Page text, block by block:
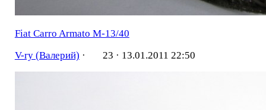
Fiat Carro Armato M-13/40
V-ry (Валерий) · 23 · 13.01.2011 22:50